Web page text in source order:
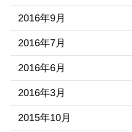
2016年9月
2016年7月
2016年6月
2016年3月
2015年10月